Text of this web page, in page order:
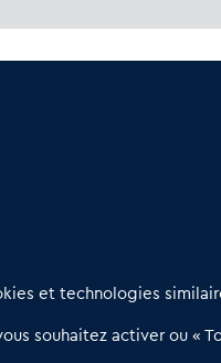
17
nous
et technologies
souhaitez activer ou